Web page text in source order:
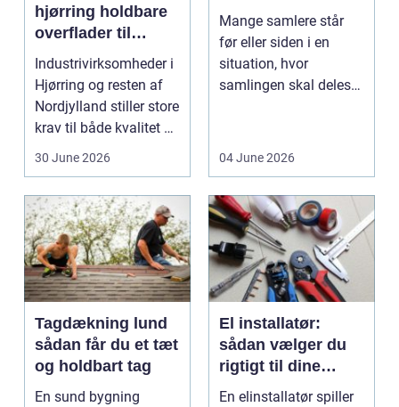
hjørring holdbare
overflader til
industri og erhverv
Industrivirksomheder i
Hjørring og resten af
Nordjylland stiller store
krav til både kvalitet og
hol...
30 June 2026
Mange samlere står
før eller siden i en
situation, hvor
samlingen skal deles
04 June 2026
Tagdækning lund
sådan får du et tæt
og holdbart tag
En sund bygning
El installatør:
sådan vælger du
rigtigt til dine
elinstallationer
En elinstallatør spiller